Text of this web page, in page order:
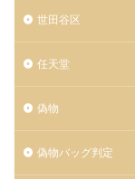
世田谷区
任天堂
偽物
偽物バッグ判定